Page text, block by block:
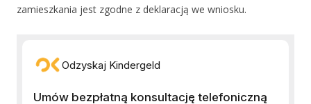
zamieszkania jest zgodne z deklaracją we wniosku.